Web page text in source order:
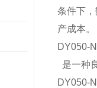
条件下
产成本。
DY050-
是一种
DY050-